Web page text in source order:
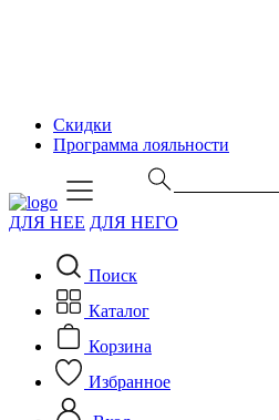
Скидки
Программа лояльности
ДЛЯ НЕЕ ДЛЯ НЕГО
Поиск
Каталог
Корзина
Избранное